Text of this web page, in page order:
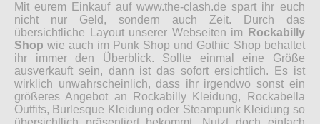
Mit eurem Einkauf auf www.the-clash.de spart ihr euch
nicht nur Geld, sondern auch Zeit. Durch das
übersichtliche Layout unserer Webseiten im
Rockabilly
Shop wie auch im Punk Shop und Gothic Shop behaltet
ihr immer den Überblick. Sollte einmal eine Größe
ausverkauft sein, dann ist das sofort ersichtlich. Es ist
wirklich unwahrscheinlich, dass ihr irgendwo sonst ein
größeres Angebot an Rockabilly Kleidung, Rockabella
Outfits, Burlesque Kleidung oder Steampunk Kleidung so